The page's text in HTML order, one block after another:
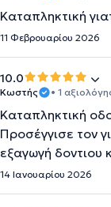
Καταπληκτική
11 Φεβρουαρίου 2026
10.0
Κωστής • 1
Καταπληκτική
Προσέγγισε τον
εξαγωγή δοντιου
14 Ιανουαρίου 2026